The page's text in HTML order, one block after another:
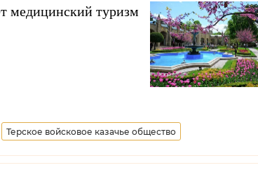
медицинский туризм
Терское войсковое казачье общество